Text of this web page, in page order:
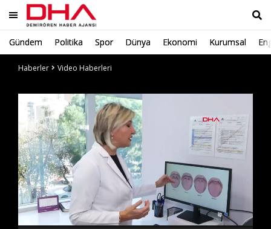
Gündem Politika Spor Dünya Ekonomi Kurumsal
Haberler
Video Haberleri
Süre Toplam
Süre Yüklendi:
0%
Yükleniyor
0%